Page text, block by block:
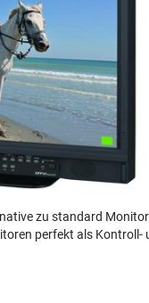
zu standard
perfekt als Kontroll-